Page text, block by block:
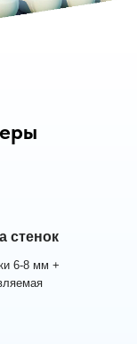
стенок
6-8 мм +